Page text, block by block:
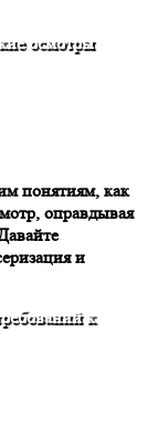
осмотры
понятиям, как
оправдывая
и
к